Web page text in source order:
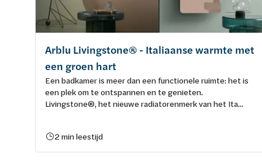
Arblu Livingstone® - Italiaanse warmte met
een groen hart
Een badkamer is meer dan een functionele ruimte: het is
een plek om te ontspannen en te genieten.
Livingstone®, het nieuwe radiatorenmerk van het Ita...
2 min leestijd